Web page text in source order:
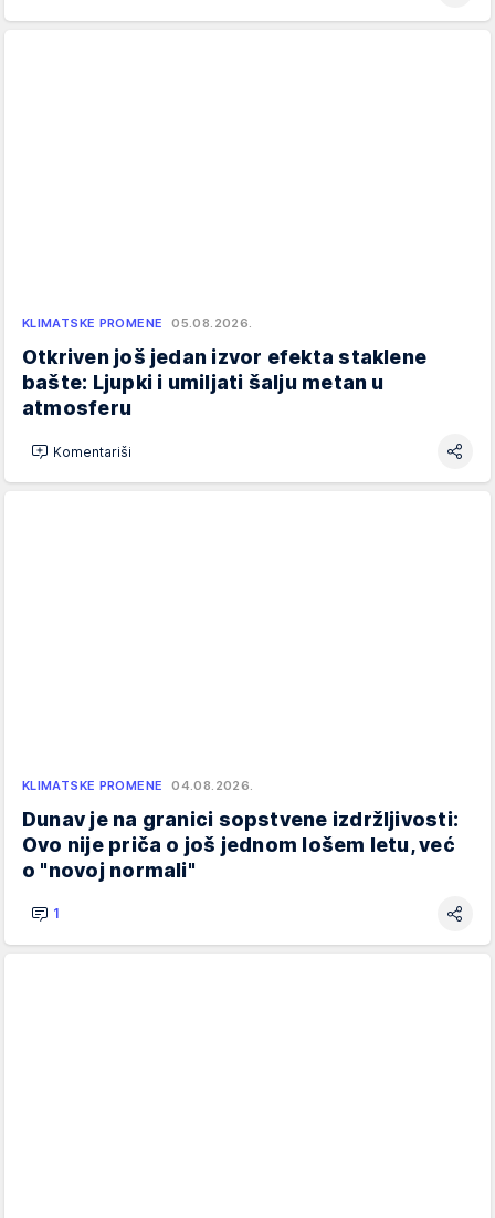
KLIMATSKE PROMENE 05.08.2026.
Otkriven još jedan izvor efekta staklene
bašte: Ljupki i umiljati šalju metan u
atmosferu
Komentariši
KLIMATSKE PROMENE 04.08.2026.
Dunav je na granici sopstvene izdržljivosti:
Ovo nije priča o još jednom lošem letu, već
o "novoj normali"
1